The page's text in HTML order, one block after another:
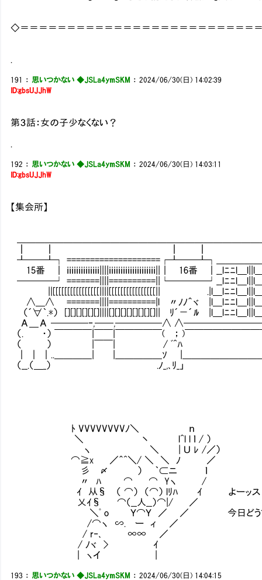
◇＝＝＝＝＝＝＝＝＝＝＝＝＝＝＝＝＝＝＝＝＝＝＝＝＝
191 ： 思いつかない ◆JSLa4ymSKM ：2024/06/30(日) 14:02:39
ID:gbsUJJhW
第３話：女の子少なくない？
192 ： 思いつかない ◆JSLa4ymSKM ：2024/06/30(日) 14:03:11
ID:gbsUJJhW
【集会所】
┸──┸┐ ====================┌┸──┸┐＿＿＿
15番 ｜ ｉｉｉｉｉｉｉｉｉｉｉｉｉｉ||||ｉｉｉｉｉｉｉｉｉｉｉｉｉｉｉｉｉｉｉｉ||｜ 16番 ｜
────┘ =======||||==========||└────┘__lﾆﾆl＿
||[[[[[[[[[[[[[[[[||||[[[[[[[[[[[[[[[[|| .|l＿lﾆﾆl＿l||l＿l
∧＿∧ =======||||==========|l 〃ﾉﾉ＾ヾ |l＿lﾆﾆl＿l||l
（´∀｀.*） [][][][][][]||||[][][][][][][][]|| ﾘ´－´ﾙ |l＿lﾆﾆl＿l||l
Α＿Α ────‐,──,─────∧
（. ・） ￣￣￣￣|￣￣|￣￣￣￣￣( ； )￣￣￣￣￣￣￣￣
（ ） |￣￣| / ﾞ^ﾊ
｜ ｜ ｜..＿＿＿＿| |＿＿＿＿＿ｿ |＿＿＿＿＿＿＿＿
（__.（＿_） .ﾉ_,､ﾘ_」
ﾄ VVVVVVVVﾉ＼ ｎ
＼ 丶 l^l l ｌ / ）
ヽ ＼ | Ｕ ﾚ /／）
⌒≧x ／＾^＼/ ＼ ＼ ﾉ ／
彡 〆 ） ｀⊂ニ ｌ
〃 ﾊ ⌒ ⌒ Yヽ /
ｲ 从§ （ ⌒） （⌒） lﾘﾊ ｲ よーッス の
乂ｲ§ ⌒（__人__）⌒|/ ／
＼ﾟ o Ｙ⌒Ｙ ／ ／ 今日どうする？ いつ
/⌒ヽ ∽. ー ィ ／
/ r‐､ ∞∞ ／
/ ﾉヾ > ｲ
| ヽイ |
193 ： 思いつかない ◆JSLa4ymSKM ：2024/06/30(日) 14:04:15